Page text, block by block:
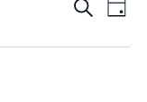
Suche
Ansichten,
Suche
Tag